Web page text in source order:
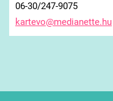
06-30/247-9075
kartevo@medianette.hu